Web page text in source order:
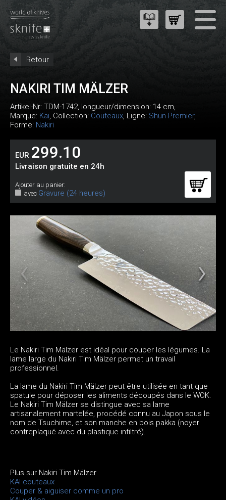
Retour
NAKIRI TIM MÄLZER
Artikel-Nr: TDM-1742, longueur/dimension: 14 cm,
Marque: Kai, Collection: Couteaux, Ligne: Shun Premier,
Forme: Nakiri
EUR 299.10
Livraison gratuite en 24h
Ajouter au panier:
avec Gravure (24 heures)
Le Nakiri Tim Mälzer est idéal pour couper les légumes. La
lame large du Nakiri Tim Mälzer permet un travail
professionnel.
La lame du Nakiri Tim Mälzer peut être utilisée en tant que
spatule pour déposer les aliments découpés dans le WOK.
Le Nakiri Tim Mälzer se distingue avec sa lame
artisanalement martelée, procédé connu au Japon sous le
nom de Tsuchime, et son manche en bois pakka (noyer
contreplaqué avec du plastique infiltré).
Plus sur Nakiri Tim Mälzer
KAI couteaux
Couper & aiguiser comme un pro